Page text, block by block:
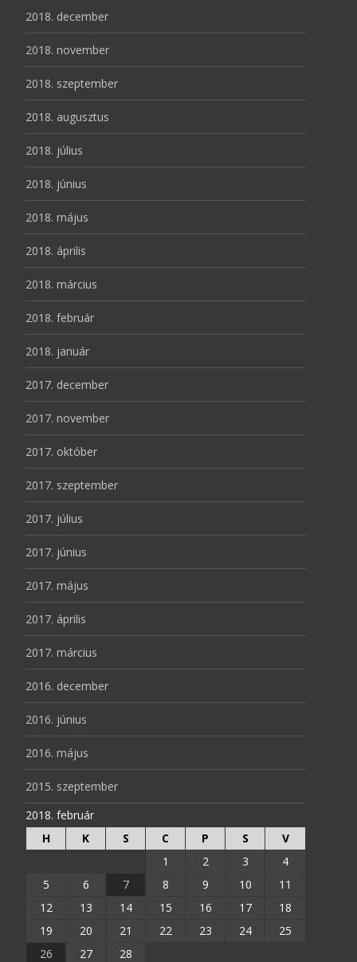
2018. december
2018. november
2018. szeptember
2018. augusztus
2018. július
2018. június
2018. május
2018. április
2018. március
2018. február
2018. január
2017. december
2017. november
2017. október
2017. szeptember
2017. július
2017. június
2017. május
2017. április
2017. március
2016. december
2016. június
2016. május
2015. szeptember
2018. február
H
K S C P S
V
1
2 3
4
5
6 7 8 9 10
11
12
13 14 15 16 17
18
19
20 21 22 23 24
25
26
27 28